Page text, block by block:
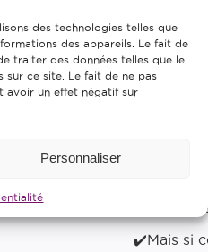
des technologies telles que
des appareils. Le fait de
traiter des données telles que le
sur ce site. Le fait de ne pas
avoir un effet négatif sur
Personnaliser
active
ça, car je
reste
dans une
Au
En
❌Alors
pas
salariés,
✔️Mais si